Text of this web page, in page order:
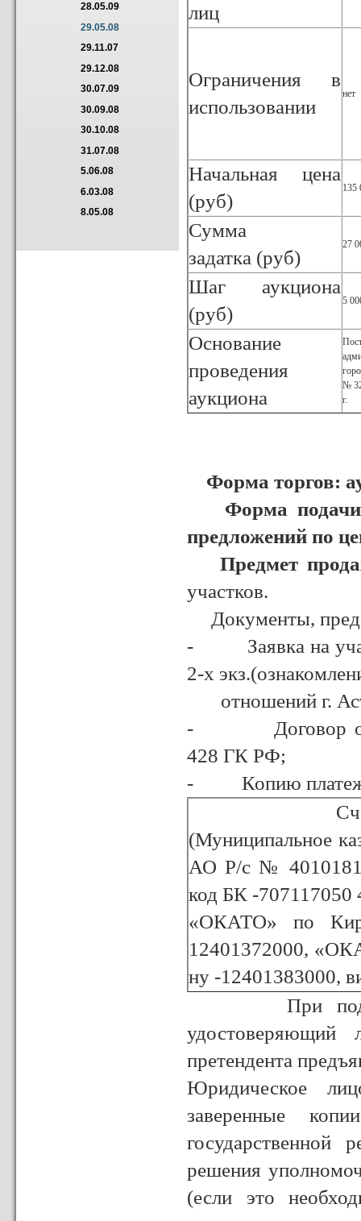
28.05.09
29.05.08
29.11.07
29.12.08
30.07.09
30.09.08
30.10.08
31.07.08
5.06.08
6.03.08
8.05.08
лиц
Ограничения в
использовании
нет
Начальная цена
(руб)
135
Сумма
задатка (руб)
27
Шаг аукциона
(руб)
5
Основание
проведения
аукциона
№
г.
Форма торгов:
Форма подачи
предложений по
Предмет
участков.
Документы,
- Заявка на
2-х
отношений г.
- Договор о
428 ГК РФ;
- Копию
(Муниципальное
АО Р/с №
код БК -
«ОКАТО» по
12401372000,
ну -12401383000,
При подаче
удостоверяющий
претендента
Юридическое
заверенные
государственной
решения
(если это